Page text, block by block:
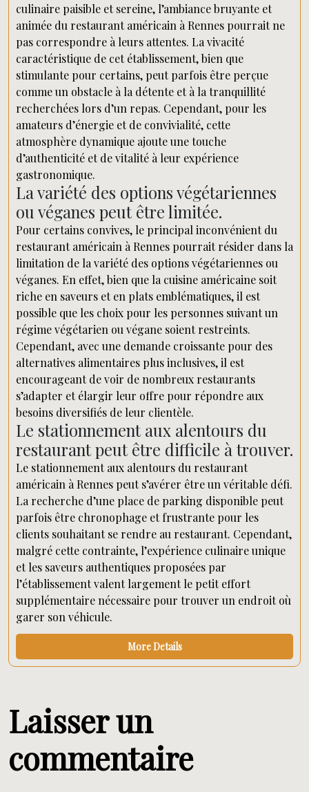
culinaire paisible et sereine, l’ambiance bruyante et
animée du restaurant américain à Rennes pourrait ne
pas correspondre à leurs attentes. La vivacité
caractéristique de cet établissement, bien que
stimulante pour certains, peut parfois être perçue
comme un obstacle à la détente et à la tranquillité
recherchées lors d’un repas. Cependant, pour les
amateurs d’énergie et de convivialité, cette
atmosphère dynamique ajoute une touche
d’authenticité et de vitalité à leur expérience
gastronomique.
La variété des options végétariennes
ou véganes peut être limitée.
Pour certains convives, le principal inconvénient du
restaurant américain à Rennes pourrait résider dans la
limitation de la variété des options végétariennes ou
véganes. En effet, bien que la cuisine américaine soit
riche en saveurs et en plats emblématiques, il est
possible que les choix pour les personnes suivant un
régime végétarien ou végane soient restreints.
Cependant, avec une demande croissante pour des
alternatives alimentaires plus inclusives, il est
encourageant de voir de nombreux restaurants
s’adapter et élargir leur offre pour répondre aux
besoins diversifiés de leur clientèle.
Le stationnement aux alentours du
restaurant peut être difficile à trouver.
Le stationnement aux alentours du restaurant
américain à Rennes peut s’avérer être un véritable défi.
La recherche d’une place de parking disponible peut
parfois être chronophage et frustrante pour les
clients souhaitant se rendre au restaurant. Cependant,
malgré cette contrainte, l’expérience culinaire unique
et les saveurs authentiques proposées par
l’établissement valent largement le petit effort
supplémentaire nécessaire pour trouver un endroit où
garer son véhicule.
More Details
Laisser un
commentaire